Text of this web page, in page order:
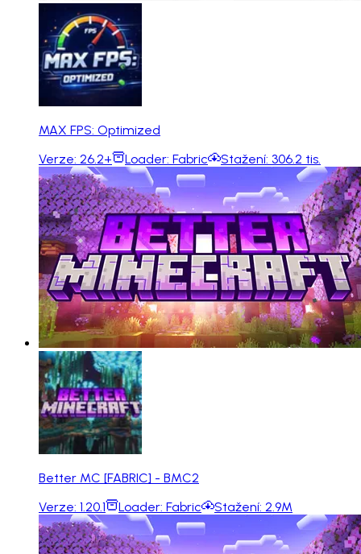
MAX FPS: Optimized
Verze: 26.2+ Loader: Fabric Stažení: 306.2 tis.
Better MC [FABRIC] - BMC2
Verze: 1.20.1 Loader: Fabric Stažení: 2.9M